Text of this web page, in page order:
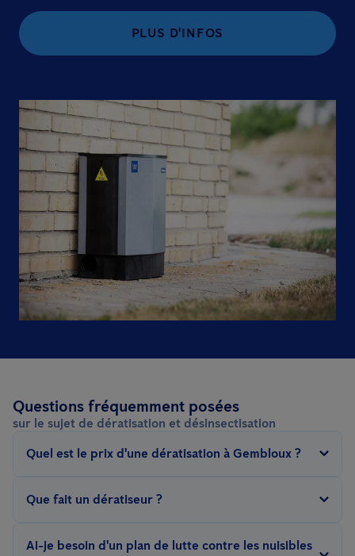
PLUS D'INFOS
Questions fréquemment posées
sur le sujet de dératisation et désinsectisation
Quel est le prix d'une dératisation à Gembloux ?
de nuisible, la surface de la zone à traiter, la méthode de lutte
Que fait un dératiseur ?
Ai-je besoin d'un plan de lutte contre les nuisibles